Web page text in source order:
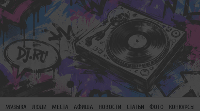
МУЗЫКА ЛЮДИ МЕСТА АФИША НОВОСТИ СТАТЬИ ФОТО КОНКУРСЫ